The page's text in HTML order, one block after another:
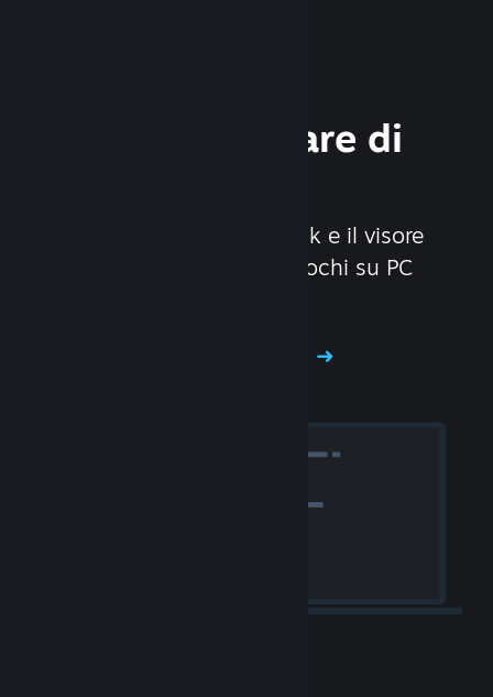
Scopri l'hardware di
Abbiamo creato Steam Deck e il visore
Valve Index per rendere i giochi su PC